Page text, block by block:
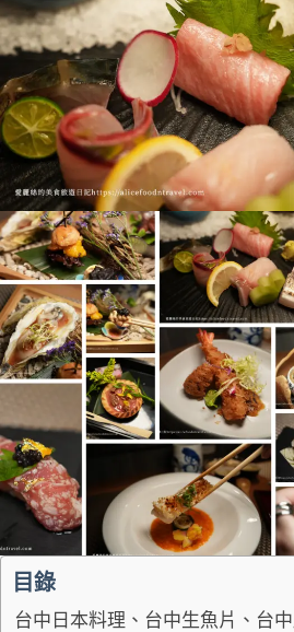
目錄
台中日本料理、台中生魚片、台